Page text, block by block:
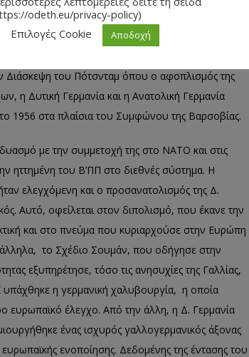
θα υπήρχε μόνιμη στρατιωτική παρουσία
υπογράφηκε σύμβαση, η οποία τερμάτισε το
Συμμάχων, παραχωρώντας έτσι εθνική
Διάσκεψη του Πότσνταμ όπου ο αφοπλισμός της
η Δυτική Γερμανία και η Ανατολική Γερμανία
1956 στα πλαίσια του Συμφώνου της Βαρσοβίας.
με την συμμετοχή της στο ΝΑΤΟ και στις
ηττημένη του Β’ΠΠ στο διεθνές σύστημα. Η
ελεγχόμενη και ο προσανατολισμός της Δ.
Αυτό, οφείλεται στον διπολισμό, που έκανε την
και στο πνεύμα που κυριαρχούσε στην Ευρώπη
το Σχέδιο Σουμάν, που οδήγησε στην
εξυπηρέτησε, τόσο τις ανησυχίες της Γαλλίας,
υπάχθηκε η γερμανική χαλυβουργία, η οποία
ευρωπαϊκό έλεγχο. Από την άλλη, η Δ. Γερμανία
ένας ισχυρός γαλλογερμανικός άξονας
ενοποίησης. Δεδομένης της έντασης του
odeth.eu/privacy-policy)
Επιλογές Cookie
Αποδοχή